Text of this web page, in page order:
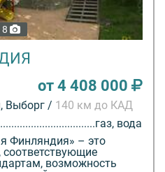
8
от 4 408 000
Выборг / 140 км до КАД
газ, вода
Финляндия» – это
соответствующие
возможность